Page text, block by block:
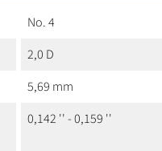
No. 4
2,0 D
5,69 mm
0,142 '' - 0,159 ''